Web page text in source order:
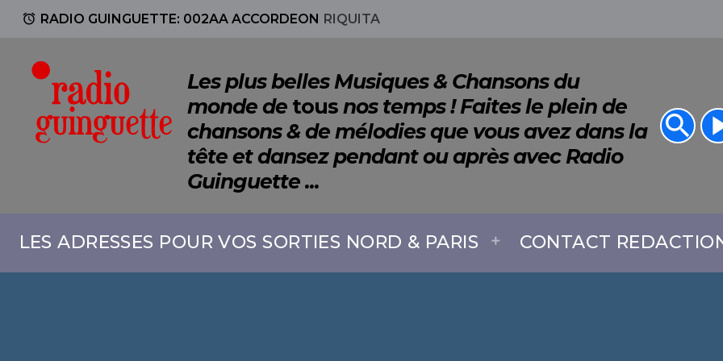
access_alarm RADIO GUINGUETTE: 002AA ACCORDEON RIQUITA
Les plus belles Musiques & Chansons du
monde de tous nos temps ! Faites le plein de
chansons & de mélodies que vous avez dans la
tête et dansez pendant ou après avec Radio
Guinguette ...
LES ADRESSES POUR VOS SORTIES NORD & PARIS CONTACT
search